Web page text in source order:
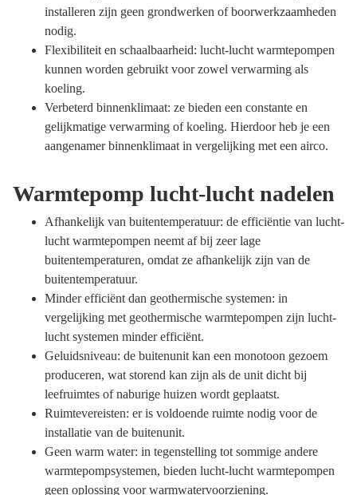
installeren zijn geen grondwerken of boorwerkzaamheden
nodig.
Flexibiliteit en schaalbaarheid: lucht-lucht warmtepompen
kunnen worden gebruikt voor zowel verwarming als
koeling.
Verbeterd binnenklimaat: ze bieden een constante en
gelijkmatige verwarming of koeling. Hierdoor heb je een
aangenamer binnenklimaat in vergelijking met een airco.
Warmtepomp lucht-lucht nadelen
Afhankelijk van buitentemperatuur: de efficiëntie van lucht-
lucht warmtepompen neemt af bij zeer lage
buitentemperaturen, omdat ze afhankelijk zijn van de
buitentemperatuur.
Minder efficiënt dan geothermische systemen: in
vergelijking met geothermische warmtepompen zijn lucht-
lucht systemen minder efficiënt.
Geluidsniveau: de buitenunit kan een monotoon gezoem
produceren, wat storend kan zijn als de unit dicht bij
leefruimtes of naburige huizen wordt geplaatst.
Ruimtevereisten: er is voldoende ruimte nodig voor de
installatie van de buitenunit.
Geen warm water: in tegenstelling tot sommige andere
warmtepompsystemen, bieden lucht-lucht warmtepompen
geen oplossing voor warmwatervoorziening.